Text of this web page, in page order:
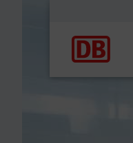
Menden